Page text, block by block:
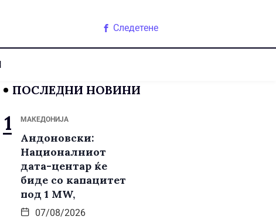
Следетене
ПОСЛЕДНИ НОВИНИ
МАКЕДОНИЈА
Андоновски:
Националниот
дата-центар ќе
биде со капацитет
под 1 MW,
07/08/2026